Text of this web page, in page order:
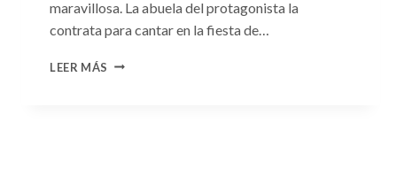
maravillosa. La abuela del protagonista la
contrata para cantar en la fiesta de…
LEER MÁS CONSULTA